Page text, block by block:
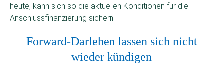
heute, kann sich so die aktuellen Konditionen für die
Anschlussfinanzierung sichern.
Forward-Darlehen lassen sich nicht
wieder kündigen